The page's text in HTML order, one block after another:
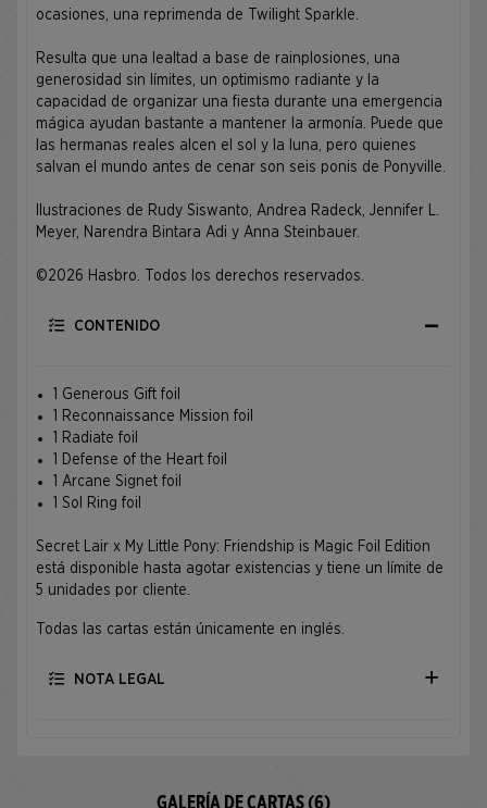
ocasiones, una reprimenda de Twilight Sparkle.
Resulta que una lealtad a base de rainplosiones, una
generosidad sin límites, un optimismo radiante y la
capacidad de organizar una fiesta durante una emergencia
mágica ayudan bastante a mantener la armonía. Puede que
las hermanas reales alcen el sol y la luna, pero quienes
salvan el mundo antes de cenar son seis ponis de Ponyville.
Ilustraciones de Rudy Siswanto, Andrea Radeck, Jennifer L.
Meyer, Narendra Bintara Adi y Anna Steinbauer.
©2026 Hasbro. Todos los derechos reservados.
CONTENIDO
1 Generous Gift foil
1 Reconnaissance Mission foil
1 Radiate foil
1 Defense of the Heart foil
1 Arcane Signet foil
1 Sol Ring foil
Secret Lair x My Little Pony: Friendship is Magic Foil Edition
está disponible hasta agotar existencias y tiene un límite de
5 unidades por cliente.
Todas las cartas están únicamente en inglés.
NOTA LEGAL
GALERÍA DE CARTAS (6)